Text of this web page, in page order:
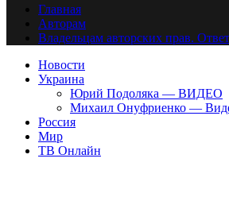
Главная
Авторам
Владельцам авторских прав.
Новости
Украина
Юрий Подоляка — ВИДЕО
Михаил Онуфриенко —
Россия
Мир
ТВ Онлайн